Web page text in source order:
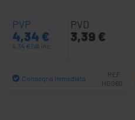
Tester cavi HDMI
Super Cavo HDMI 1.4 AM a AM
Super Cavi HDMI-A a DVI-D M/M
PVP
4,34 €
4,34 € IVA inc.
PVD
3,39 €
Consegna immediata
REF:
HG060